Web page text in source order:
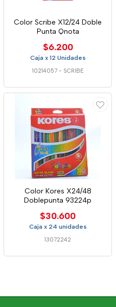
Color Scribe X12/24 Doble
Punta Qnota
$6.200
Caja x 12 Unidades
10214057 - SCRIBE
Color Kores X24/48
Doblepunta 93224p
$30.600
Caja x 24 unidades
13072242